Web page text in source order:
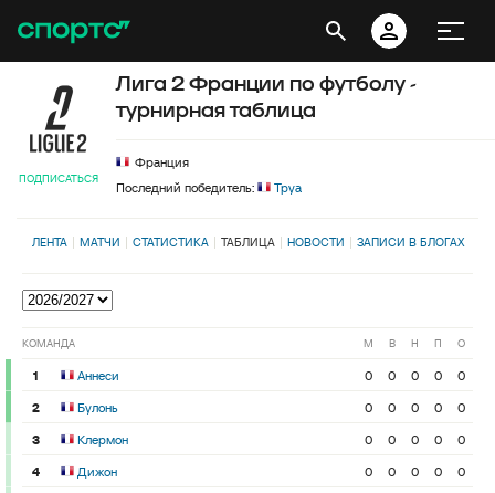
ПОДПИСАТЬСЯ
Лига 2 Франции по футболу -
турнирная таблица
Франция
Последний победитель:
Труа
ЛЕНТА МАТЧИ СТАТИСТИКА ТАБЛИЦА НОВОСТИ ЗАПИСИ В БЛОГАХ
КОМАНДА М В Н П О
1 Аннеси 0 0 0 0
0
2
Булонь 0 0 0 0
0
3
Клермон 0 0 0 0
0
4
Дижон 0 0 0 0
0